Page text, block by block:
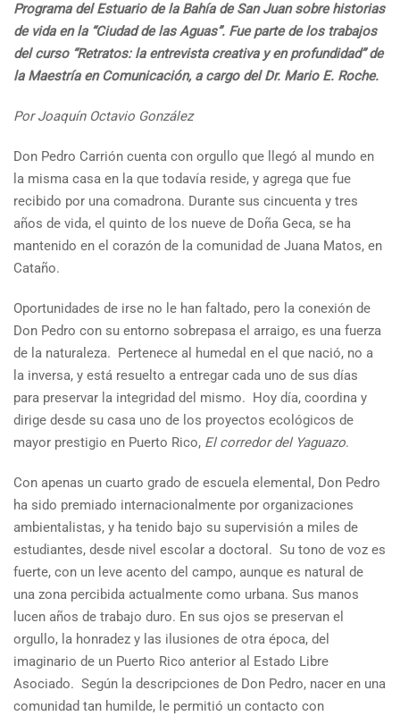
Programa del Estuario de la Bahía de San Juan sobre historias
de vida en la “Ciudad de las Aguas”. Fue parte de los trabajos
del curso “Retratos: la entrevista creativa y en profundidad” de
la Maestría en Comunicación, a cargo del Dr. Mario E. Roche.
Por Joaquín Octavio González
Don Pedro Carrión cuenta con orgullo que llegó al mundo en
la misma casa en la que todavía reside, y agrega que fue
recibido por una comadrona. Durante sus cincuenta y tres
años de vida, el quinto de los nueve de Doña Geca, se ha
mantenido en el corazón de la comunidad de Juana Matos, en
Cataño.
Oportunidades de irse no le han faltado, pero la conexión de
Don Pedro con su entorno sobrepasa el arraigo, es una fuerza
de la naturaleza. Pertenece al humedal en el que nació, no a
la inversa, y está resuelto a entregar cada uno de sus días
para preservar la integridad del mismo. Hoy día, coordina y
dirige desde su casa uno de los proyectos ecológicos de
mayor prestigio en Puerto Rico, El corredor del Yaguazo.
Con apenas un cuarto grado de escuela elemental, Don Pedro
ha sido premiado internacionalmente por organizaciones
ambientalistas, y ha tenido bajo su supervisión a miles de
estudiantes, desde nivel escolar a doctoral. Su tono de voz es
fuerte, con un leve acento del campo, aunque es natural de
una zona percibida actualmente como urbana. Sus manos
lucen años de trabajo duro. En sus ojos se preservan el
orgullo, la honradez y las ilusiones de otra época, del
imaginario de un Puerto Rico anterior al Estado Libre
Asociado. Según la descripciones de Don Pedro, nacer en una
comunidad tan humilde, le permitió un contacto con